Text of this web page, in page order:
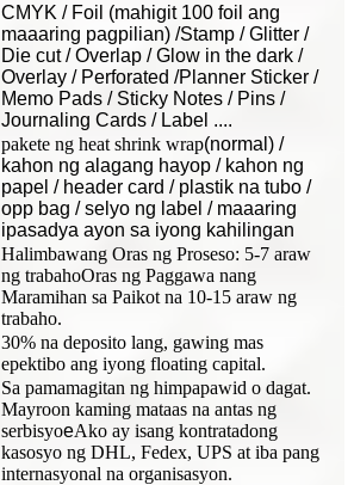
CMYK / Foil (mahigit 100 foil ang
maaaring pagpilian) /Stamp / Glitter /
Die cut / Overlap / Glow in the dark /
Overlay / Perforated /Planner Sticker /
Memo Pads / Sticky Notes / Pins /
Journaling Cards / Label ....
pakete ng heat shrink wrap(normal) /
kahon ng alagang hayop / kahon ng
papel / header card / plastik na tubo /
opp bag / selyo ng label / maaaring
ipasadya ayon sa iyong kahilingan
Halimbawang Oras ng Proseso: 5-7 araw
ng trabahoOras ng Paggawa nang
Maramihan sa Paikot na 10-15 araw ng
trabaho.
30% na deposito lang, gawing mas
epektibo ang iyong floating capital.
Sa pamamagitan ng himpapawid o dagat.
Mayroon kaming mataas na antas ng
serbisyoeAko ay isang kontratadong
kasosyo ng DHL, Fedex, UPS at iba pang
internasyonal na organisasyon.